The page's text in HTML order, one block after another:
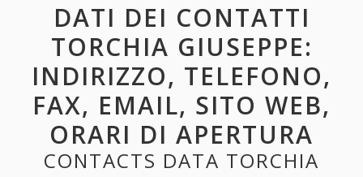
DATI DEI CONTATTI
TORCHIA GIUSEPPE:
INDIRIZZO, TELEFONO,
FAX, EMAIL, SITO WEB,
ORARI DI APERTURA
CONTACTS DATA TORCHIA